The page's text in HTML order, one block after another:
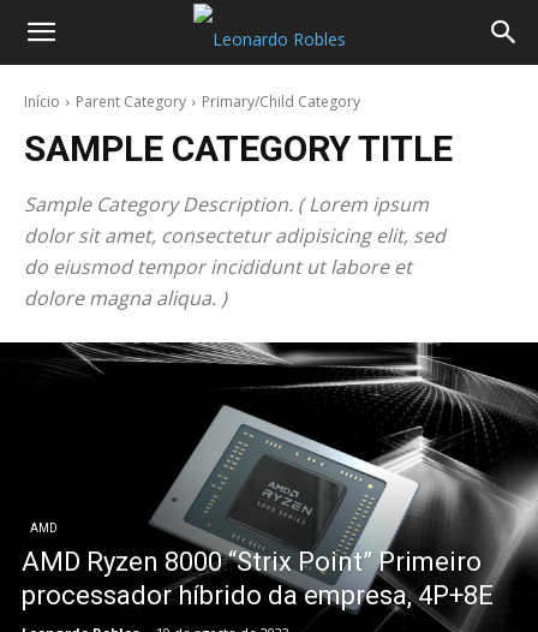
Início Parent Category Primary/Child Category
SAMPLE CATEGORY TITLE
Sample Category Description. ( Lorem ipsum
dolor sit amet, consectetur adipisicing elit, sed
do eiusmod tempor incididunt ut labore et
dolore magna aliqua. )
AMD
AMD Ryzen 8000 “Strix Point” Primeiro
processador híbrido da empresa, 4P+8E